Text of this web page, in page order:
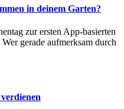
in deinem Garten?
zur ersten App-basierten
gerade aufmerksam durch